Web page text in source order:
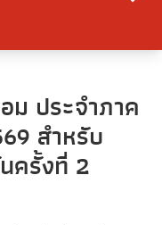
ม ประจำภาค
สำหรับ
ครั้งที่ 2